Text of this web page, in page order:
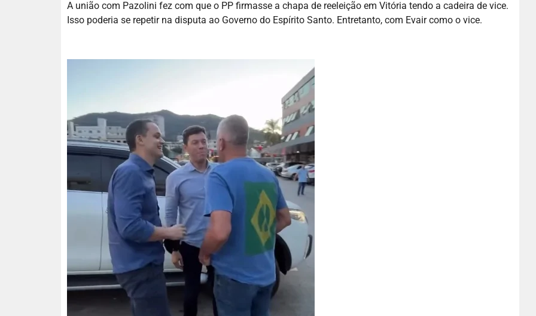
A união com Pazolini fez com que o PP firmasse a chapa de reeleição em Vitória tendo a cadeira de vice.
Isso poderia se repetir na disputa ao Governo do Espírito Santo. Entretanto, com Evair como o vice.